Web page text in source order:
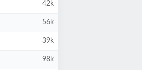
42k
56k
39k
98k